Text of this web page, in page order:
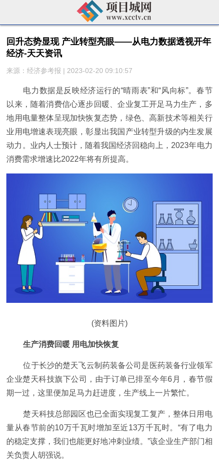
回升态势显现 产业转型亮眼——从电力数据透视开年
经济-天天资讯
来源：经济参考报 | 2023-02-20 09:10:57
电力数据是反映经济运行的“晴雨表”和“风向标”。春节
以来，随着消费信心逐步回暖、企业复工开足马力生产，多
地用电量整体呈现加快恢复态势，绿色、高新技术等相关行
业用电增速表现亮眼，彰显出我国产业转型升级的内生发展
动力。业内人士预计，随着我国经济回稳向上，2023年电力
消费需求增速比2022年将有所提高。
(资料图片)
生产消费回暖 用电加快恢复
位于长沙的楚天飞云制药装备公司是医药装备行业领军
企业楚天科技旗下公司，由于订单已排至今年6月，春节假
期一过，这里便加足马力赶进度，生产线上一片繁忙。
楚天科技总部园区也已全面实现复工复产，整体日用电
量从春节前的10万千瓦时增加至近13万千瓦时。“有了电力
的稳定支撑，我们也能更好地冲刺业绩。”该企业生产部门相
关负责人胡强说。